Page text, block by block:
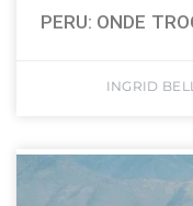
PERU: ONDE
INGRID